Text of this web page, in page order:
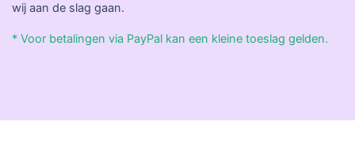
wij aan de slag gaan.
* Voor betalingen via PayPal kan een kleine toeslag gelden.